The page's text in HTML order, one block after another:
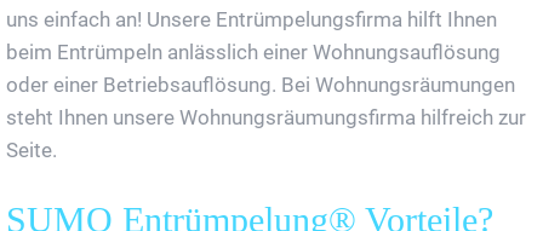
uns einfach an! Unsere Entrümpelungsfirma hilft Ihnen
beim Entrümpeln anlässlich einer Wohnungsauflösung
oder einer Betriebsauflösung. Bei Wohnungsräumungen
steht Ihnen unsere Wohnungsräumungsfirma hilfreich zur
Seite.
SUMO Entrümpelung® Vorteile?